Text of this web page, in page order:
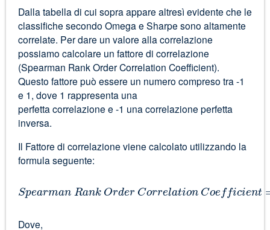
Dalla tabella di cui sopra appare altresì evidente che le
classifiche secondo Omega e Sharpe sono altamente
correlate. Per dare un valore alla correlazione
possiamo calcolare un fattore di correlazione
(Spearman Rank Order Correlation Coefficient).
Questo fattore può essere un numero compreso tra -1
e 1, dove 1 rappresenta una
perfetta correlazione e -1 una correlazione perfetta
inversa.
Il Fattore di correlazione viene calcolato utilizzando la
formula seguente:
SpearmanRank OrderCorrelationCoefficient
Dove,